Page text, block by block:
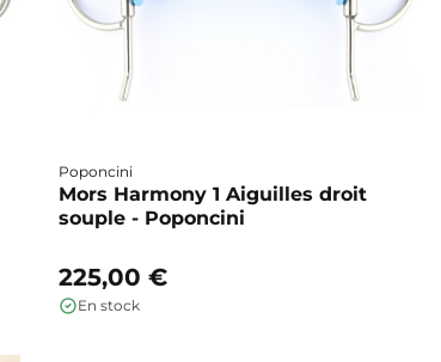
Poponcini
Mors Harmony 1 Aiguilles droit
souple - Poponcini
225,00 €
En stock